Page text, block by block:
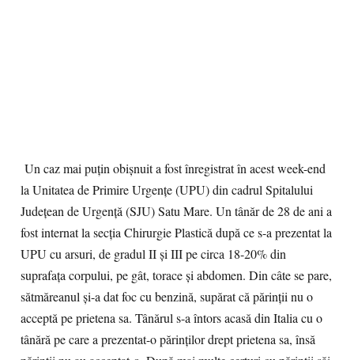
Un caz mai puţin obişnuit a fost înregistrat în acest week-end
la Unitatea de Primire Urgenţe (UPU) din cadrul Spitalului
Judeţean de Urgenţă (SJU) Satu Mare. Un tânăr de 28 de ani a
fost internat la secţia Chirurgie Plastică după ce s-a prezentat la
UPU cu arsuri, de gradul II şi III pe circa 18-20% din
suprafaţa corpului, pe gât, torace şi abdomen. Din câte se pare,
sătmăreanul şi-a dat foc cu benzină, supărat că părinţii nu o
acceptă pe prietena sa. Tânărul s-a întors acasă din Italia cu o
tânără pe care a prezentat-o părinţilor drept prietena sa, însă